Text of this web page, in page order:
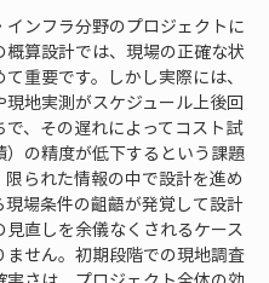
インフラ分野のプロジェクトに
概算設計では、現場の正確な状
重要です。しかし実際には、
現地実測がスケジュール上後回
で、その遅れによってコスト試
）の精度が低下するという課題
限られた情報の中で設計を進め
現場条件の齟齬が発覚して設計
見直しを余儀なくされるケース
ません。初期段階での現地調査